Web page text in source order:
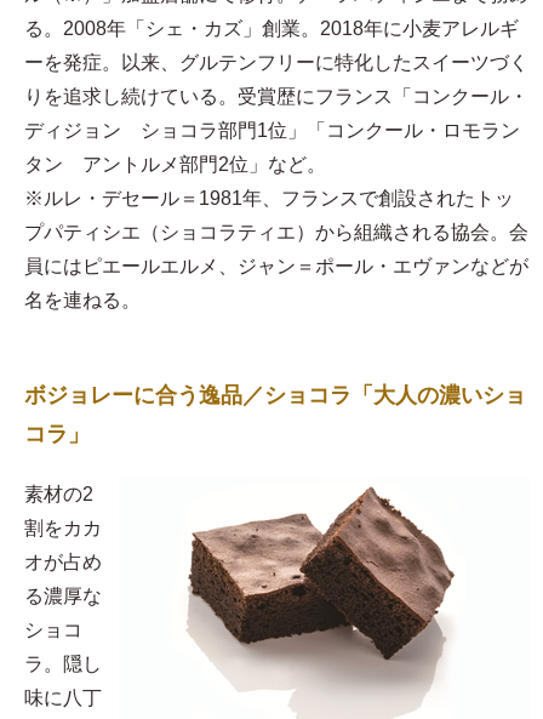
る。2008年「シェ・カズ」創業。2018年に小麦アレルギ
ーを発症。以来、グルテンフリーに特化したスイーツづく
りを追求し続けている。受賞歴にフランス「コンクール・
ディジョン ショコラ部門1位」「コンクール・ロモラン
タン アントルメ部門2位」など。
※ルレ・デセール＝1981年、フランスで創設されたトッ
プパティシエ（ショコラティエ）から組織される協会。会
員にはピエールエルメ、ジャン＝ポール・エヴァンなどが
名を連ねる。
ボジョレーに合う逸品／ショコラ「大人の濃いショ
コラ」
素材の2
割をカカ
オが占め
る濃厚な
ショコ
ラ。隠し
味に八丁